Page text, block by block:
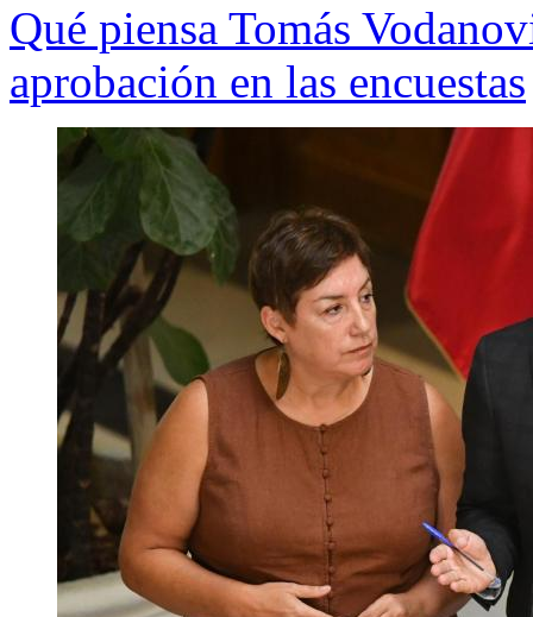
Qué piensa Tomás
aprobación en las encuestas